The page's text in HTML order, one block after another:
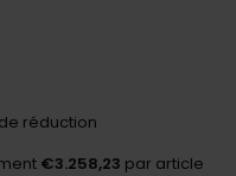
réduction
€3.258,23 par article